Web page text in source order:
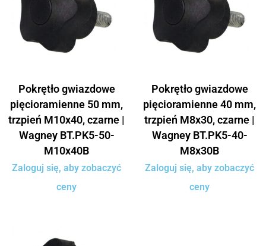
Pokrętło gwiazdowe
pięcioramienne 50 mm,
trzpień M10x40, czarne |
Wagney BT.PK5-50-
M10x40B
Zaloguj się, aby zobaczyć
ceny
Pokrętło gwiazdowe
pięcioramienne 40 mm,
trzpień M8x30, czarne |
Wagney BT.PK5-40-
M8x30B
Zaloguj się, aby zobaczyć
ceny